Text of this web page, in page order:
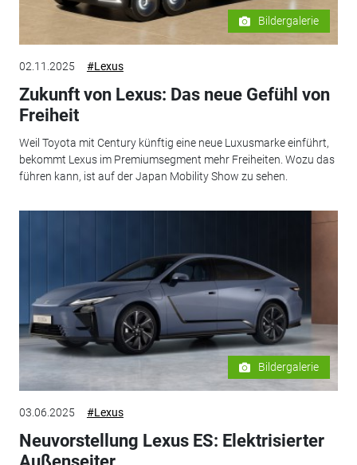
Bildergalerie
02.11.2025 #Lexus
Zukunft von Lexus: Das neue Gefühl von
Freiheit
Weil Toyota mit Century künftig eine neue Luxusmarke einführt,
bekommt Lexus im Premiumsegment mehr Freiheiten. Wozu das
führen kann, ist auf der Japan Mobility Show zu sehen.
Bildergalerie
03.06.2025 #Lexus
Neuvorstellung Lexus ES: Elektrisierter